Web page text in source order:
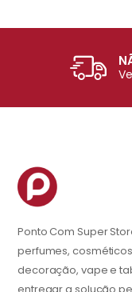
Ponto Com Super
perfumes,
decoração, vape e
entregar a solução